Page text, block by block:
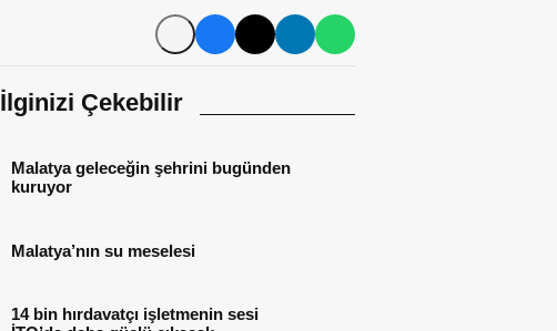
İlginizi Çekebilir
Malatya geleceğin şehrini bugünden
kuruyor
Malatya’nın su meselesi
14 bin hırdavatçı işletmenin sesi